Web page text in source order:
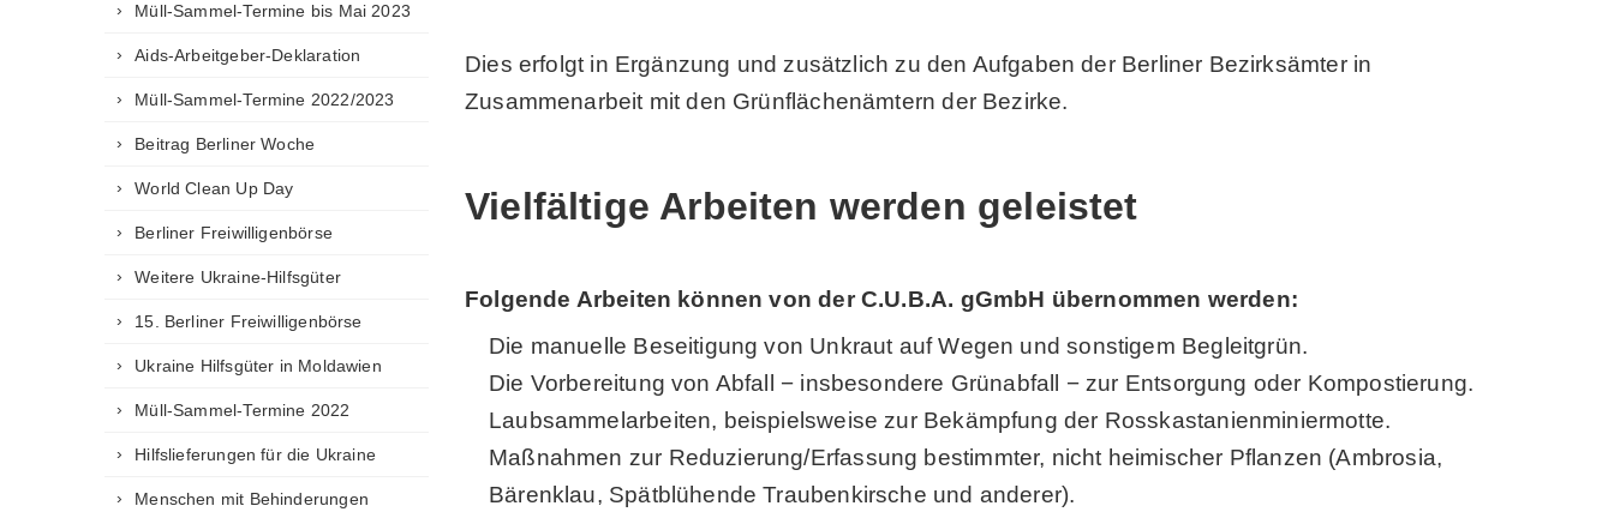
Dies erfolgt in Ergänzung und zusätzlich zu den Aufgaben der Berliner Bezirksämter in
Zusammenarbeit mit den Grünflächenämtern der Bezirke.
Vielfältige Arbeiten werden geleistet
Folgende Arbeiten können von der C.U.B.A. gGmbH übernommen werden:
Die manuelle Beseitigung von Unkraut auf Wegen und sonstigem Begleitgrün.
Die Vorbereitung von Abfall − insbesondere Grünabfall − zur Entsorgung oder Kompostierung.
Laubsammelarbeiten, beispielsweise zur Bekämpfung der Rosskastanienminiermotte.
Maßnahmen zur Reduzierung/Erfassung bestimmter, nicht heimischer Pflanzen (Ambrosia,
Bärenklau, Spätblühende Traubenkirsche und anderer).
Müll-Sammel-Termine bis Mai 2023
Aids-Arbeitgeber-Deklaration
Müll-Sammel-Termine 2022/2023
Beitrag Berliner Woche
World Clean Up Day
Berliner Freiwilligenbörse
Weitere Ukraine-Hilfsgüter
15. Berliner Freiwilligenbörse
Ukraine Hilfsgüter in Moldawien
Müll-Sammel-Termine 2022
Hilfslieferungen für die Ukraine
Menschen mit Behinderungen